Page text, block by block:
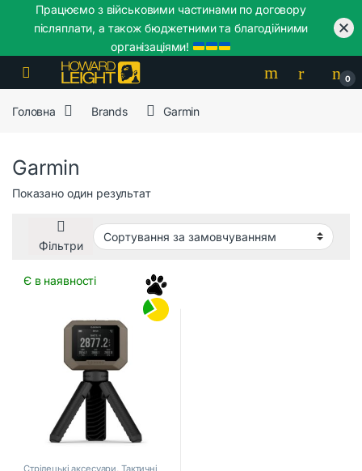
Skip to navigation
Skip to content
0
Головна Brands Garmin
Garmin
Показано один результат
Фільтри
Є в наявності
Стрілецькі аксесуари, Тактичні
Працюємо з військовими частинами по договору
післяплати, а також бюджетними та благодійними
організаціями!